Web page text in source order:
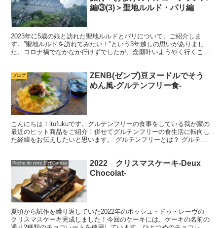
編③(3)＞聖地ルルド・パリ編
2023年に5歳の娘と訪れた聖地ルルドとパリについて、ご紹介しま
す。”聖地ルルドを訪れてみたい！”という3年越しの思いがありまし
た。コロナ禍でなかなか行けずでしたが、念願叶いようやく行くこと
ブログ
ZENB(ゼンブ)豆ヌードルでそう
めん風-グルテンフリー食-
こんにちは！itofukuです。グルテンフリーの食事をしている我が家の
最近のヒット商品をご紹介！併せてグルテンフリーの食生活に転向し
た経緯をお伝えしたいと思います。 グルテンフリーとは？ グルテン
Poche du reve 新作Gateau
2022 クリスマスケーキ-Deux
Chocolat-
夏頃から試作を繰り返していた2022年のポッシュ・ドゥ・レーヴの
クリスマスケーキ完成しました！今回のケーキには、ケーキの名前の